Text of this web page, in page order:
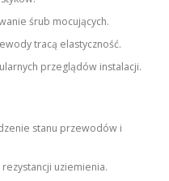
śrub mocujących.
tracą elastyczność.
przeglądów instalacji.
stanu przewodów i
uziemienia.